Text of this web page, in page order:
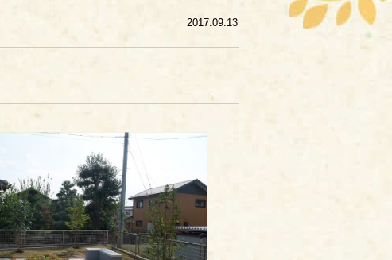
2017.09.13